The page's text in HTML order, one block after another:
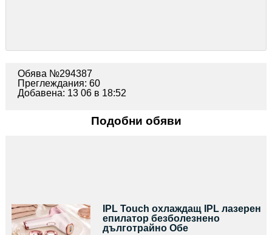
Обява №294387
Преглеждания: 60
Добавена: 13 06 в 18:52
Подобни обяви
IPL Touch охлаждащ IPL лазерен
епилатор безболезнено
дълготрайно Обе